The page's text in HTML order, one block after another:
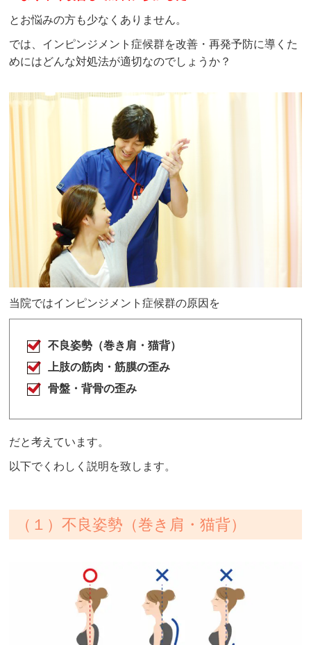
とお悩みの方も少なくありません。
では、 インピンジメント症候群を改善・再発予防に導くた
めにはどんな対処法が適切なのでしょうか？
当院ではインピンジメント症候群の原因を
不良姿勢（巻き肩・猫背）
上肢の筋肉・筋膜の歪み
骨盤・背骨の歪み
だと考えています。
以下でくわしく説明を致します。
（１）不良姿勢（巻き肩・猫背）